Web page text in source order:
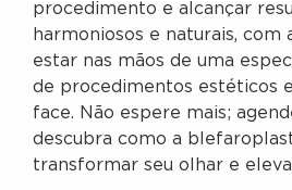
procedimento e alcançar
harmoniosos e naturais, com
estar nas mãos de uma
de procedimentos estéticos
face. Não espere mais;
descubra como a
transformar seu olhar e